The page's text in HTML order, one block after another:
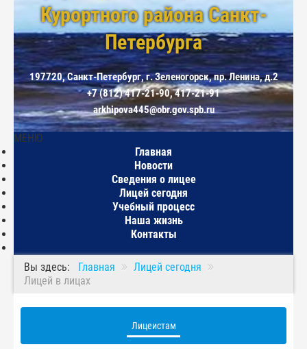
Курортного района Санкт-
Петербурга
197720, Санкт-Петербург, г. Зеленогорск, пр. Ленина, д.2
+7 (812) 417-21-90, 417-21-91
arkhipova445@obr.gov.spb.ru
МЕНЮ
Главная
Новости
Сведения о лицее
Лицей сегодня
Учебный процесс
Наша жизнь
Контакты
Вы здесь: Главная
Лицей сегодня
Лицей в лицах
Лицеистам